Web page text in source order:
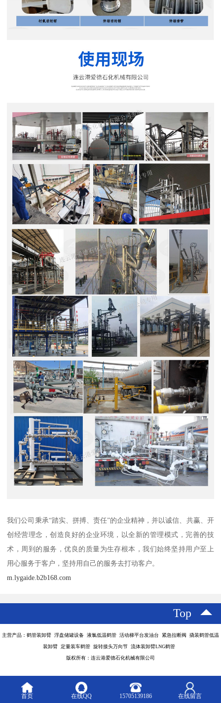
我们公司秉承“踏实、拼搏、责任”的企业精神，并以诚信、共赢、开
创经营理念，创造良好的企业环境，以全新的管理模式，完善的技
术，周到的服务，优良的质量为生存根本，我们始终坚持用户至上
用心服务于客户，坚持用自己的服务去打动客户。
m.lygaide.b2b168.com
Top
主营产品：鹤管装卸臂 浮盘储罐设备 液氯低温鹤管 活动梯平台发油台 紧急拉断阀 撬装鹤管低温
装卸臂 定量装车鹤管 旋转接头万向节 流体装卸臂LNG鹤管
版权所有：连云港爱德石化机械有限公司
首页 在线QQ 15705139186 在线留言